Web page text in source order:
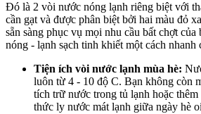
Đó là 2 vòi nước nóng lạnh riêng biệt với
cần gạt và được phân biệt bởi hai màu đỏ
sẵn sàng phục vụ mọi nhu cầu bất chợt của
nóng - lạnh sạch tinh khiết một cách nhanh
Tiện ích vòi nước lạnh mùa hè:
luôn từ 4 - 10 độ C. Bạn không còn
tích trữ nước trong tủ lạnh hoặc
thức ly nước mát lạnh giữa ngày hè